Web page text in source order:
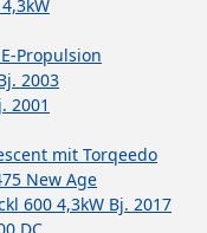
Propulsion
2003
2001
mit Torqeedo
New Age
600 4,3kW Bj. 2017